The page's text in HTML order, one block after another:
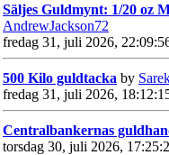
Säljes Guldmynt: 1/20 oz
AndrewJackson72
fredag 31, juli 2026,
500 Kilo guldtacka by
fredag 31, juli 2026,
Centralbankernas
torsdag 30, juli 2026,